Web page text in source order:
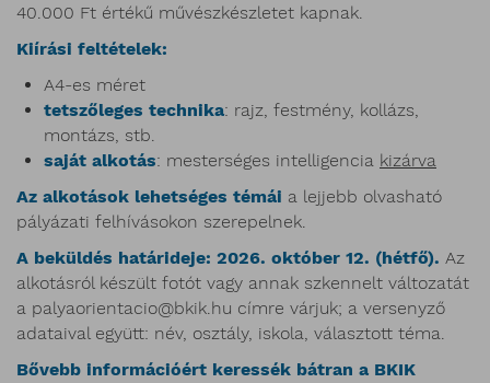
40.000 Ft értékű művészkészletet kapnak.
Kiírási feltételek:
A4-es méret
tetszőleges technika: rajz, festmény, kollázs,
montázs, stb.
saját alkotás: mesterséges intelligencia kizárva
Az alkotások lehetséges témái a lejjebb olvasható
pályázati felhívásokon szerepelnek.
A beküldés határideje: 2026. október 12. (hétfő). Az
alkotásról készült fotót vagy annak szkennelt változatát
a palyaorientacio@bkik.hu címre várjuk; a versenyző
adataival együtt: név, osztály, iskola, választott téma.
Bővebb információért keressék bátran a BKIK